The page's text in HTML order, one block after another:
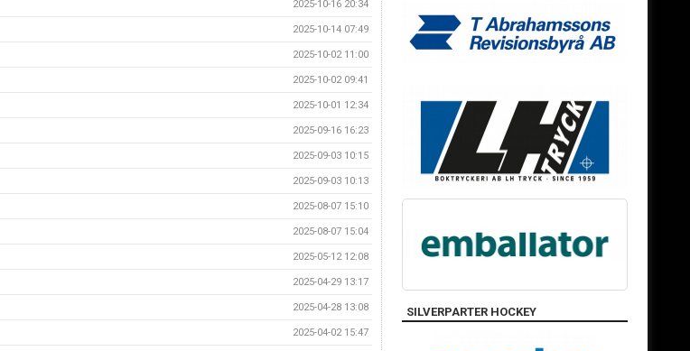
2025-10-16 20:34
2025-10-14 07:49
2025-10-02 11:00
2025-10-02 09:41
2025-10-01 12:34
2025-09-16 16:23
2025-09-03 10:15
2025-09-03 10:13
2025-08-07 15:10
2025-08-07 15:04
2025-05-12 12:08
2025-04-29 13:17
2025-04-28 13:08
2025-04-02 15:47
SILVERPARTER HOCKEY